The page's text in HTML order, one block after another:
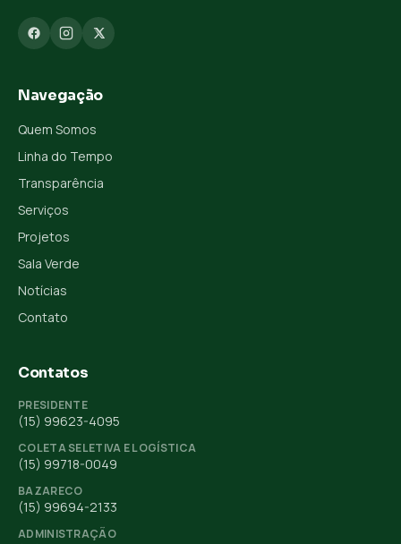
Navegação
Quem Somos
Linha do Tempo
Transparência
Serviços
Projetos
Sala Verde
Notícias
Contato
Contatos
PRESIDENTE
(15) 99623-4095
COLETA SELETIVA E LOGÍSTICA
(15) 99718-0049
BAZARECO
(15) 99694-2133
ADMINISTRAÇÃO